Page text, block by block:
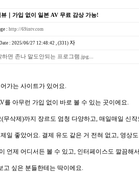
｜가입 없이 일본 AV 무료 감상 가능!
: http://69intv.com
: 2025/06/27 12:48:42 , (331) 자
하면 존나 말도안되는 프로그램.jpg...
가는 사이트가 있어요.
를 아무런 가입 없이 바로 볼 수 있는 곳이에요.
무삭제)까지 장르도 엄청 다양하고, 매일매일 신
일 좋았어요. 결제 유도 같은 거 전혀 없고, 영상
언제 어디서든 볼 수 있고, 인터페이스도 깔끔해
고 싶은 분들한테는 딱이에요.